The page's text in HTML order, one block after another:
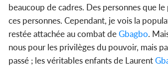
beaucoup de cadres. Des personnes que
ces personnes. Cependant, je vois la
restée attachée au combat deGbagbo.
nous pour les privilèges du pouvoir, mais
passé ; les véritables enfants de Laurent